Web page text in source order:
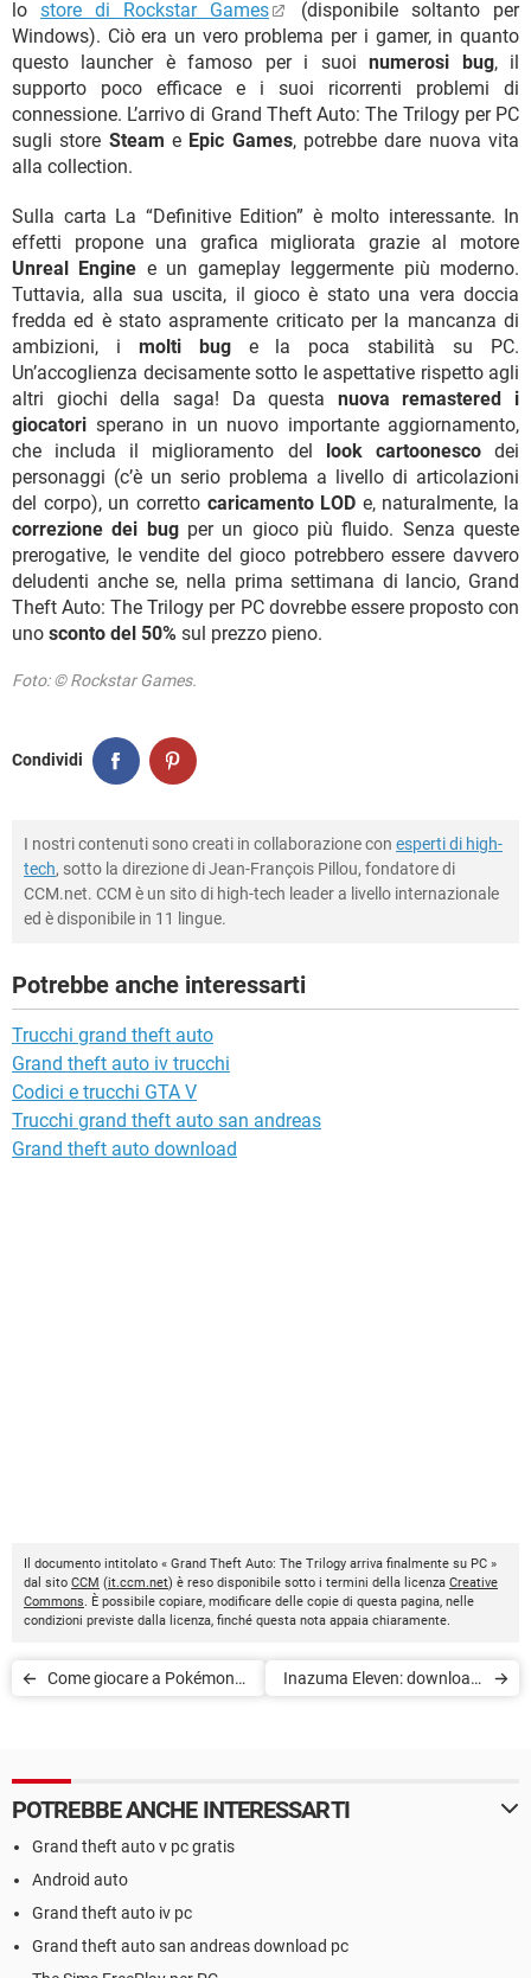
lo store di Rockstar Games
(disponibile soltanto per
Windows). Ciò era un vero problema per i gamer, in quanto
questo launcher è famoso per i suoinumerosi bug, il
supporto poco efficace e i suoi ricorrenti problemi di
connessione. L’arrivo di Grand Theft Auto: The Trilogy per PC
sugli store Steam e Epic Games, potrebbe dare nuova vita
alla collection.
Sulla carta La “Definitive Edition” è molto interessante. In
effetti propone una grafica migliorata grazie al motore
Unreal Engine e un gameplay leggermente più moderno.
Tuttavia, alla sua uscita, il gioco è stato una vera doccia
fredda ed è stato aspramente criticato per la mancanza di
ambizioni, i molti buge la poca stabilità su PC.
Un’accoglienza decisamente sotto le aspettative rispetto agli
altri giochi della saga! Da questa nuova remastered i
giocatori sperano in un nuovo importante aggiornamento,
che includa il miglioramento del look cartoonescodei
personaggi (c’è un serio problema a livello di articolazioni
del corpo), un corretto caricamento LOD e, naturalmente, la
correzione dei bugper un gioco più fluido. Senza queste
prerogative, le vendite del gioco potrebbero essere davvero
deludenti anche se, nella prima settimana di lancio, Grand
Theft Auto: The Trilogy per PC dovrebbe essere proposto con
uno sconto del 50% sul prezzo pieno.
Foto: © Rockstar Games.
Condividi
I nostri contenuti sono creati in collaborazione con esperti di high-
tech, sotto la direzione di Jean-François Pillou, fondatore di
CCM.net. CCM è un sito di high-tech leader a livello internazionale
ed è disponibile in 11 lingue.
Potrebbe anche interessarti
Trucchi grand theft auto
Grand theft auto iv trucchi
Codici e trucchi GTA V
Trucchi grand theft auto san andreas
Grand theft auto download
Il documento intitolato « Grand Theft Auto: The Trilogy arriva finalmente su PC »
dal sito CCM (it.ccm.net) è reso disponibile sotto i termini della licenza Creative
Commons . È possibile copiare, modificare delle copie di questa pagina, nelle
condizioni previste dalla licenza, finché questa nota appaia chiaramente.
Come giocare a Pokémon
Inazuma Eleven: download,
POTREBBE ANCHE INTERESSARTI
Grand theft auto v pc gratis
Android auto
Grand theft auto iv pc
Grand theft auto san andreas download pc